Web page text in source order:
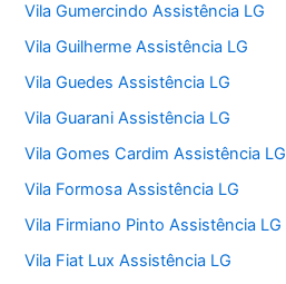
Vila Gumercindo Assistência LG
Vila Guilherme Assistência LG
Vila Guedes Assistência LG
Vila Guarani Assistência LG
Vila Gomes Cardim Assistência LG
Vila Formosa Assistência LG
Vila Firmiano Pinto Assistência LG
Vila Fiat Lux Assistência LG